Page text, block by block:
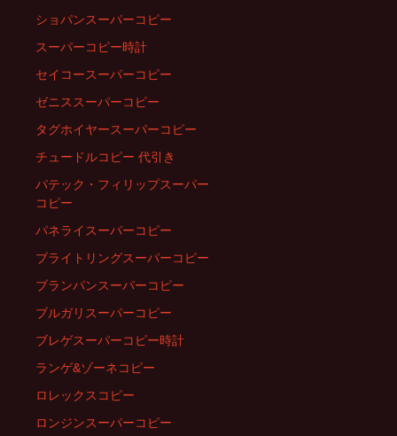
ショパンスーパーコピー
スーパーコピー時計
セイコースーパーコピー
ゼニススーパーコピー
タグホイヤースーパーコピー
チュードルコピー 代引き
パテック・フィリップスーパー
コピー
パネライスーパーコピー
ブライトリングスーパーコピー
ブランパンスーパーコピー
ブルガリスーパーコピー
ブレゲスーパーコピー時計
ランゲ&ゾーネコピー
ロレックスコピー
ロンジンスーパーコピー